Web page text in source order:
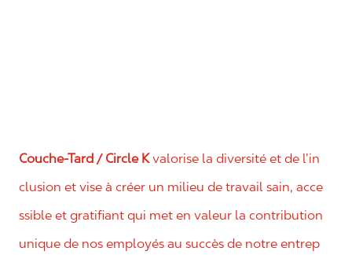
Couche-Tard / Circle Kvalorise la diversité et de l’in
clusion et vise à créer un milieu de travail sain, acce
ssible et gratifiant qui met en valeur la contribution
unique de nos employés au succès de notre entrep